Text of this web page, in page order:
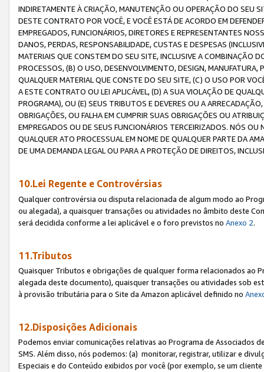
INDIRETAMENTE À CRIAÇÃO, MANUTENÇÃO OU OPERAÇÃO DO SEU
DESTE CONTRATO POR VOCÊ, E VOCÊ ESTÁ DE ACORDO EM
EMPREGADOS, FUNCIONÁRIOS, DIRETORES E REPRESENTANTES
DANOS, PERDAS, RESPONSABILIDADE, CUSTAS E DESPESAS
MATERIAIS QUE CONSTEM DO SEU SITE, INCLUSIVE A COMBINAÇÃO
PROCESSOS, (B) O USO, DESENVOLVIMENTO, DESIGN,
QUALQUER MATERIAL QUE CONSTE DO SEU SITE, (C) O USO POR
A ESTE CONTRATO OU LEI APLICÁVEL, (D) A SUA VIOLAÇÃO DE
PROGRAMA), OU (E) SEUS TRIBUTOS E DEVERES OU A
OBRIGAÇÕES, OU FALHA EM CUMPRIR SUAS OBRIGAÇÕES OU
EMPREGADOS OU DE SEUS FUNCIONÁRIOS TERCEIRIZADOS. NÓS
QUALQUER ATO PROCESSUAL EM NOME DE QUALQUER PARTE DA
DE UMA DEMANDA LEGAL OU PARA A PROTEÇÃO DE DIREITOS,
10.Lei Regente e Controvérsias
Qualquer controvérsia ou disputa relacionada de algum modo ao
ou alegada), a quaisquer transações ou atividades no âmbito deste
será decidida conforme a lei aplicável e o foro previstos no Anexo 2.
11.Tributos
Quaisquer Tributos e obrigações de qualquer forma relacionados ao
alegada deste documento), quaisquer transações ou atividades sob
à provisão tributária para o Site da Amazon aplicável definido no
12.Disposições Adicionais
Podemos enviar comunicações relativas ao Programa de Associados
SMS. Além disso, nós podemos: (a) monitorar, registrar, utilizar e
Especiais e do Conteúdo exibidos por você (por exemplo, se um